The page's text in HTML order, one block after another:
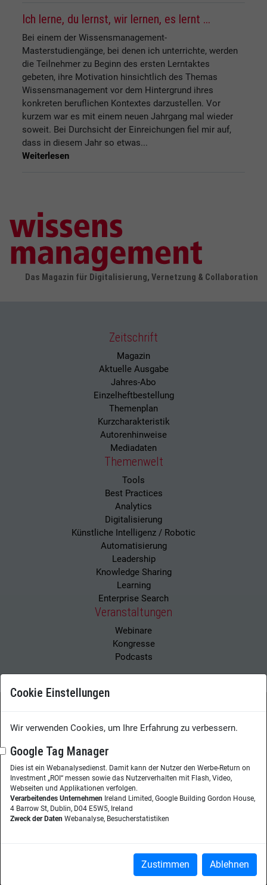
Ich lerne, du lernst, wir lernen, es lernt ...
Bei einem der Wissensmanagement-
Masterstudiengänge, bei denen ich unterrichte, werden
die Teilnehmer zu Beginn des ersten Lerntaktes
gebeten, ihre Motivation hinsichtlich des Themas
Wissensmanagement vor dem Hintergrund ihres
konkreten beruflichen Kontextes darzustellen. Vor
kurzem war es mit einem neuen Jahrgang mal wieder
soweit. Bei Durchsicht der Einreichungen fiel mir auf,
dass in diesem Jahr so etwas...
Weiterlesen
Das Magazin für Digitalisierung, Vernetzung & Collaboration
Zeitschrift
Magazin
Aktuelle Ausgabe
Jahres-Abo
Einzelheftbestellung
Themenplan
Kurzcharakteristik
Autorenhinweise
Mediadaten
Themenwelt
Tools
Best Practices
Analytics
Digitalisierung
Künstliche Intelligenz / Robotic
Automatisierung
Leadership
Knowledge Sharing
Learning
Enterprise Search
Veranstaltungen
Webinare
Kongresse
Podcasts
Wissensmanagement Magazin
Impressum
Herausgeberin:Nicole Lehnert
Westheimer Str. 18
86356 Neusäß
Telefon: +49 (0)821 48685-290
Copyright © 2026
Cookie Einstellungen
Wir verwenden Cookies, um Ihre Erfahrung zu verbessern.
Google Tag Manager
Dies ist ein Webanalysedienst. Damit kann der Nutzer den Werbe-Return on
Investment „ROI“ messen sowie das Nutzerverhalten mit Flash, Video,
Webseiten und Applikationen verfolgen.
Verarbeitendes Unternehmen Ireland Limited, Google Building Gordon House,
4 Barrow St, Dublin, D04 E5W5, Ireland
Zweck der Daten Webanalyse, Besucherstatistiken
Zustimmen Ablehnen